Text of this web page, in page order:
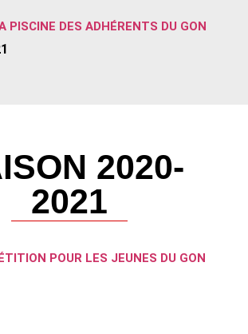
PISCINE DES ADHÉRENTS DU GON
2020-
2021
POUR LES JEUNES DU GON